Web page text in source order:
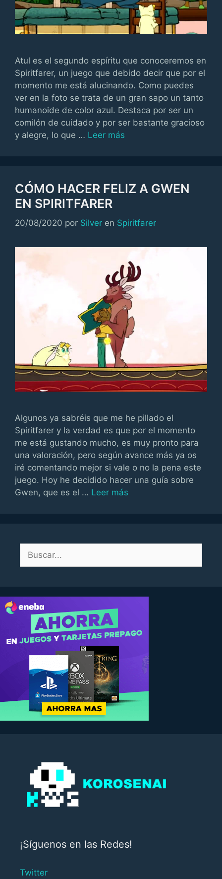
Atul es el segundo espíritu que conoceremos en
Spiritfarer, un juego que debido decir que por el
momento me está alucinando. Como puedes
ver en la foto se trata de un gran sapo un tanto
humanoide de color azul. Destaca por ser un
comilón de cuidado y por ser bastante gracioso
y alegre, lo que … Leer más
CÓMO HACER FELIZ A GWEN
EN SPIRITFARER
20/08/2020 por Silver en Categorías
Spiritfarer
Algunos ya sabréis que me he pillado el
Spiritfarer y la verdad es que por el momento
me está gustando mucho, es muy pronto para
una valoración, pero según avance más ya os
iré comentando mejor si vale o no la pena este
juego. Hoy he decidido hacer una guía sobre
Gwen, que es el … Leer más
¡Síguenos en las Redes!
Twitter